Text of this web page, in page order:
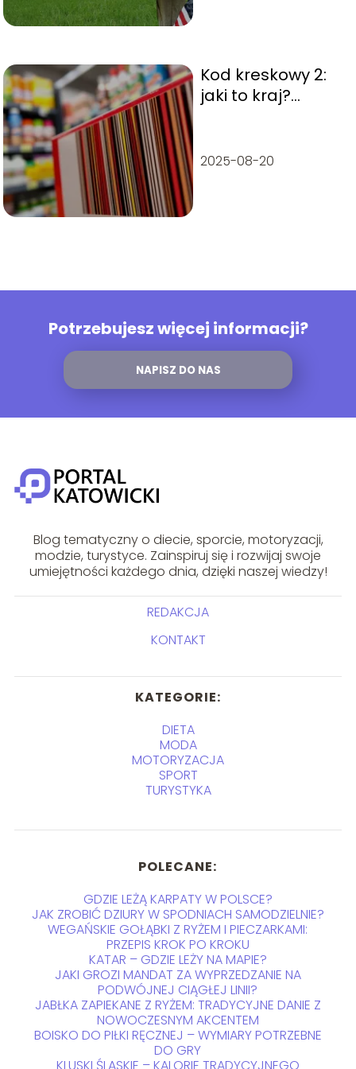
Kod kreskowy 2:
jaki to kraj?
kreskowych
2025-08-20
Potrzebujesz więcej informacji?
NAPISZ DO NAS
Blog tematyczny o diecie, sporcie, motoryzacji,
modzie, turystyce. Zainspiruj się i rozwijaj swoje
umiejętności każdego dnia, dzięki naszej wiedzy!
REDAKCJA
KONTAKT
KATEGORIE:
DIETA
MODA
MOTORYZACJA
SPORT
TURYSTYKA
POLECANE:
GDZIE LEŻĄ KARPATY W POLSCE?
JAK ZROBIĆ DZIURY W SPODNIACH SAMODZIELNIE?
WEGAŃSKIE GOŁĄBKI Z RYŻEM I PIECZARKAMI:
PRZEPIS KROK PO KROKU
KATAR – GDZIE LEŻY NA MAPIE?
JAKI GROZI MANDAT ZA WYPRZEDZANIE NA
PODWÓJNEJ CIĄGŁEJ LINII?
JABŁKA ZAPIEKANE Z RYŻEM: TRADYCYJNE DANIE Z
NOWOCZESNYM AKCENTEM
BOISKO DO PIŁKI RĘCZNEJ – WYMIARY POTRZEBNE
DO GRY
KLUSKI ŚLĄSKIE – KALORIE TRADYCYJNEGO